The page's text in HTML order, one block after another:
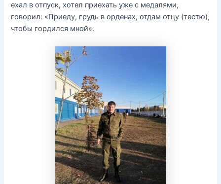
ехал в отпуск, хотел приехать уже с медалями,
говорил: «Приеду, грудь в орденах, отдам отцу (тестю),
чтобы гордился мной».